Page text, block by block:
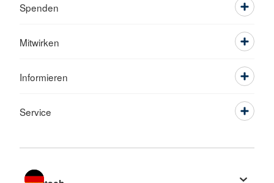
Spenden
Mitwirken
Informieren
Service
Sprache wechseln zu